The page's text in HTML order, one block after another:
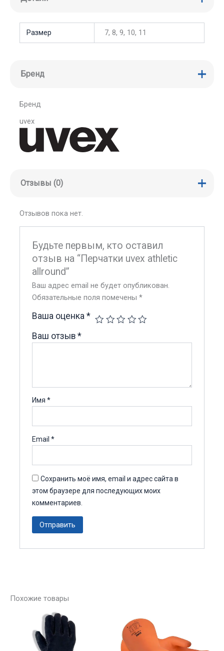
Размер 7, 8, 9, 10, 11
Бренд
Бренд
uvex
Отзывы (0)
Отзывов пока нет.
Будьте первым, кто оставил
отзыв на “Перчатки uvex athletic
allround”
Ваш адрес email не будет опубликован.
Обязательные поля помечены*
Ваша оценка*
Ваш отзыв*
Имя*
Email*
Сохранить моё имя, email и адрес сайта в
этом браузере для последующих моих
комментариев.
Похожие товары